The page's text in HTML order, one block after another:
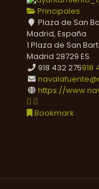
Principales
Plaza de San
Madrid, España
1 Plaza de San
Madrid 28729 ES
918 432 275918
https://
Bookmark